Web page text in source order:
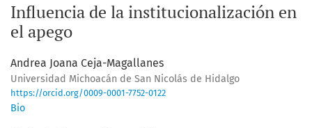
Influencia de la institucionalización en
el apego
Andrea Joana Ceja-Magallanes
Universidad Michoacán de San Nicolás de Hidalgo
https://orcid.org/0009-0001-7752-0122
Bio